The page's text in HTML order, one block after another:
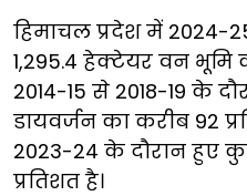
हिमाचल प्रदेश में 2024-
1,295.4 हेक्टेयर वन भूमि
2014-15 से 2018-19 के
डायवर्जन का करीब 92
2023-24 के दौरान हुए
प्रतिशत है।